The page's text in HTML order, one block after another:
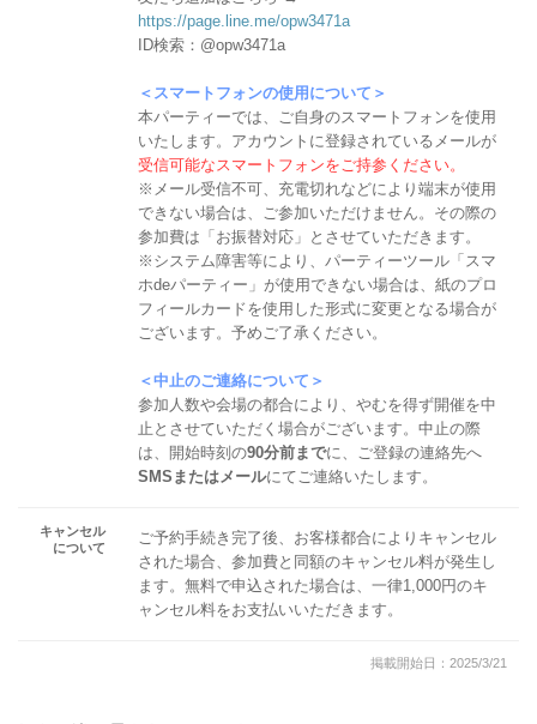
https://page.line.me/opw3471a
ID検索：@opw3471a
＜スマートフォンの使用について＞
本パーティーでは、ご自身のスマートフォンを使用
いたします。アカウントに登録されているメールが
受信可能なスマートフォンをご持参ください。
※メール受信不可、充電切れなどにより端末が使用
できない場合は、ご参加いただけません。その際の
参加費は「お振替対応」とさせていただきます。
※システム障害等により、パーティーツール「スマ
ホdeパーティー」が使用できない場合は、紙のプロ
フィールカードを使用した形式に変更となる場合が
ございます。予めご了承ください。
＜中止のご連絡について＞
参加人数や会場の都合により、やむを得ず開催を中
止とさせていただく場合がございます。中止の際
は、開始時刻の90分前までに、ご登録の連絡先へ
SMSまたはメールにてご連絡いたします。
キャンセル
について
ご予約手続き完了後、お客様都合によりキャンセル
された場合、参加費と同額のキャンセル料が発生し
ます。無料で申込された場合は、一律1,000円のキ
ャンセル料をお支払いいただきます。
掲載開始日：2025/3/21